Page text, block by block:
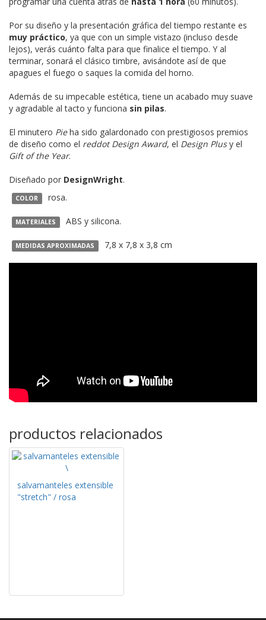
Por su diseño y la presentación gráfica del tiempo restante es
muy práctico, ya que con un simple vistazo (incluso desde
lejos), verás cuánto falta para que finalice el tiempo. Y al
terminar, sonará el clásico timbre, avisándote así de que
apagues el fuego o saques la comida del horno.
Además de su impecable estética, tiene un acabado muy suave
y agradable al tacto y funciona sin pilas.
El minutero Pieha sido galardonado con prestigiosos premios
de diseño como el reddot Design Award, el Design Plusy el
Gift of the Year.
Diseñado por DesignWright.
COLOR rosa.
MATERIALES ABS y silicona.
MEDIDAS APROXIMADAS 7,8 x 7,8 x 3,8 cm
productos relacionados
salvamanteles extensible
"stretch" / rosa